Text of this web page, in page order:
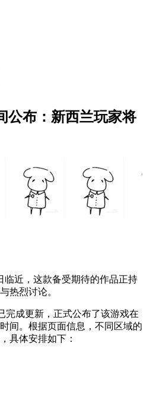
公布：新西兰玩家将
临近，这款备受期待的作品正持
热烈讨论。
完成更新，正式公布了该游戏在
间。根据页面信息，不同区域的
具体安排如下：